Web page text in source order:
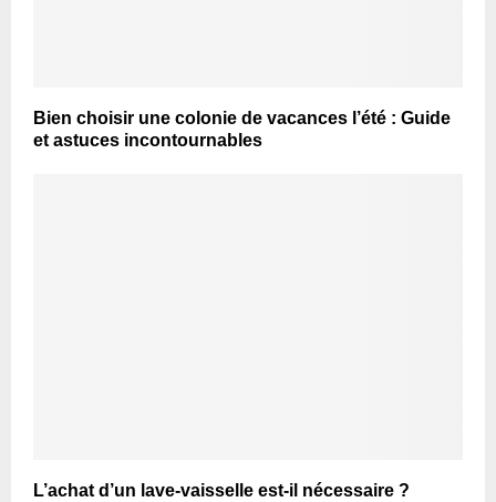
Bien choisir une colonie de vacances l’été : Guide
et astuces incontournables
L’achat d’un lave-vaisselle est-il nécessaire ?